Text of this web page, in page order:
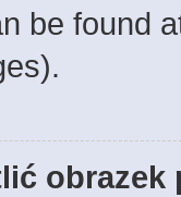
be found